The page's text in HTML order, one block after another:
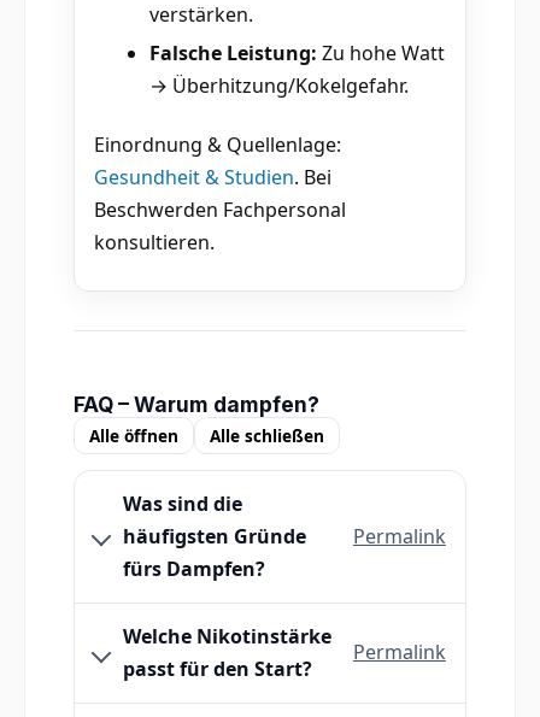
verstärken.
Falsche Leistung: Zu hohe Watt
→ Überhitzung/Kokelgefahr.
Einordnung & Quellenlage:
Gesundheit & Studien. Bei
Beschwerden Fachpersonal
konsultieren.
FAQ – Warum dampfen?
Alle öffnen Alle schließen
Was sind die
häufigsten Gründe
fürs Dampfen?
Permalink
Welche Nikotinstärke
passt für den Start?
Permalink